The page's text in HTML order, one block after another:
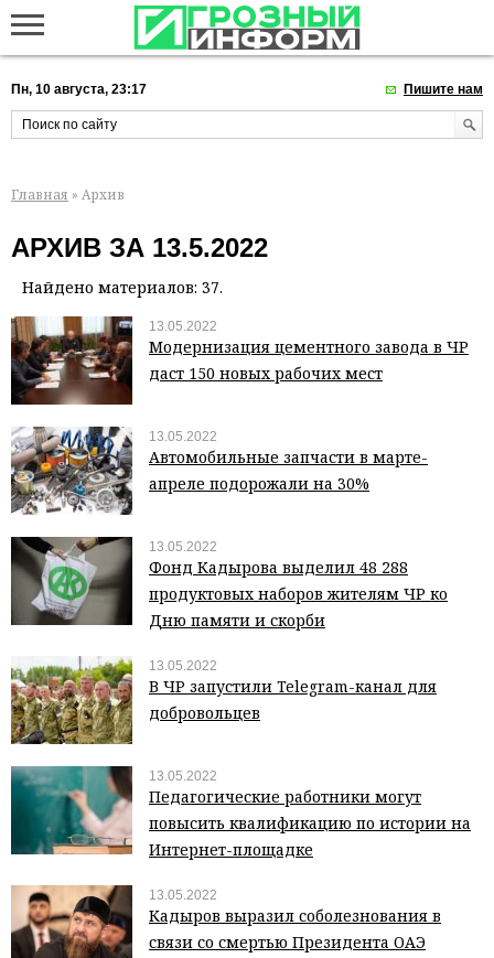
Пн, 10 августа, 23:17 Пишите нам
Главная » Архив
АРХИВ ЗА 13.5.2022
Найдено материалов: 37.
13.05.2022
Модернизация цементного завода в ЧР
даст 150 новых рабочих мест
13.05.2022
Автомобильные запчасти в марте-
апреле подорожали на 30%
13.05.2022
Фонд Кадырова выделил 48 288
продуктовых наборов жителям ЧР ко
Дню памяти и скорби
13.05.2022
В ЧР запустили Telegram-канал для
добровольцев
13.05.2022
Педагогические работники могут
повысить квалификацию по истории на
Интернет-площадке
13.05.2022
Кадыров выразил соболезнования в
связи со смертью Президента ОАЭ